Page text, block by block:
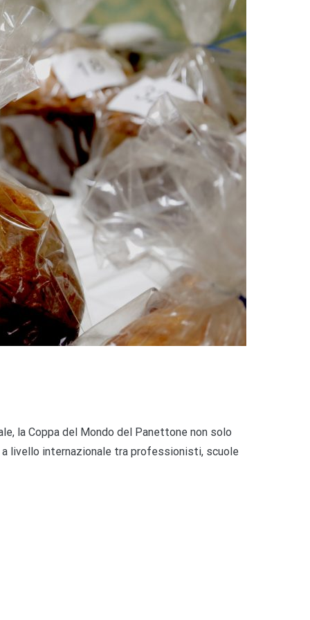
la Coppa del Mondo del Panettone non solo
livello internazionale tra professionisti, scuole